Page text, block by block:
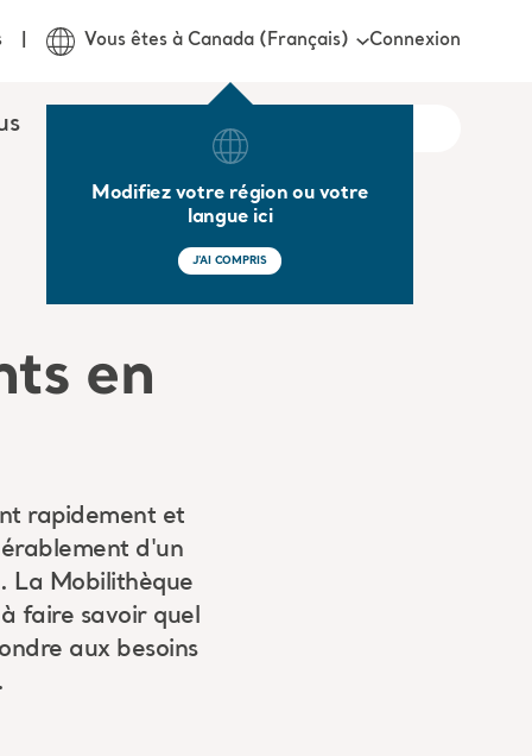
Vous êtes à Canada (Français)
Modifiez votre région ou votre
langue ici
J'AI COMPRIS
Connexion
en
rapidement et
d'un
La Mobilithèque
faire savoir quel
aux besoins